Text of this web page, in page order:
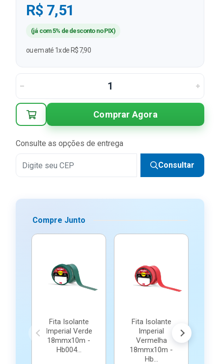
R$ 7,51
(já com 5% de desconto no PIX)
ou em até 1x de R$ 7,90
Comprar Agora
Consulte as opções de entrega
Consultar
Compre Junto
Fita Isolante
Imperial Verde
18mmx10m -
Hb004...
Fita Isolante
Imperial
Vermelha
18mmx10m -
Hb...